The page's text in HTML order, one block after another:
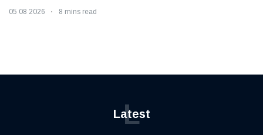
05 08 2026 8 mins read
Latest
L